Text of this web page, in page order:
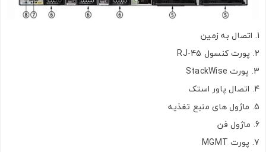
اتصال به زمین
پورت کنسول RJ-45
پورت StackWise
اتصال پاور استک
ماژول های منبع تغذیه
ماژول فن
پورت MGMT
اشتراک گذاری در شبکه های اجتماعی
تصاویر رسمی